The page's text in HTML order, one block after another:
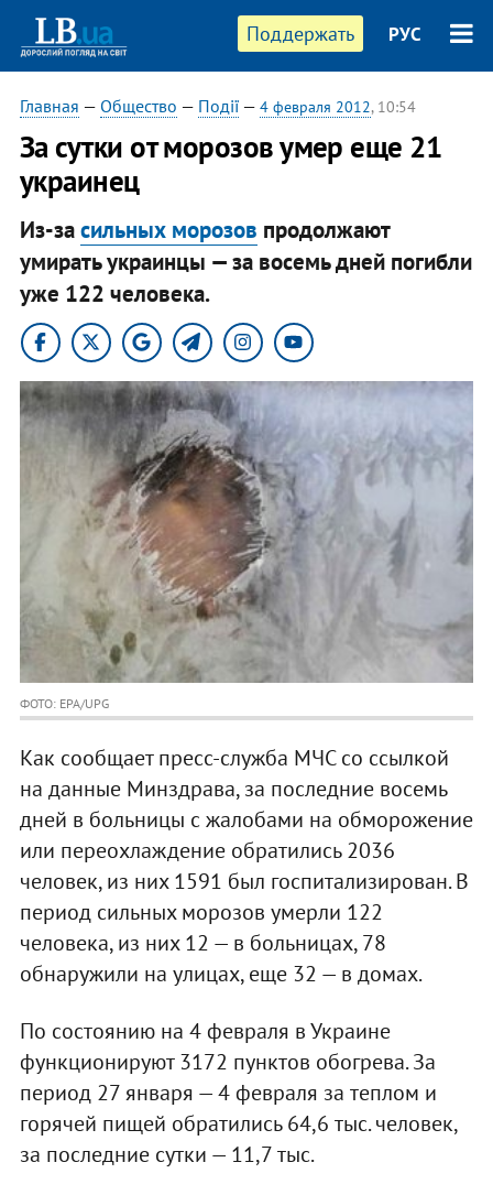
Поддержать РУС
Главная — Общество — Події— 4 февраля 2012, 10:54
За сутки от морозов умер еще 21
украинец
Из-засильных морозов продолжают
умирать украинцы — за восемь дней погибли
уже 122 человека.
ФОТО: EPA/UPG
Как сообщает пресс-служба МЧС со ссылкой
на данные Минздрава, за последние восемь
дней в больницы с жалобами на обморожение
или переохлаждение обратились 2036
человек, из них 1591 был госпитализирован. В
период сильных морозов умерли 122
человека, из них 12 — в больницах, 78
обнаружили на улицах, еще 32 — в домах.
По состоянию на 4 февраля в Украине
функционируют 3172 пунктов обогрева. За
период 27 января — 4 февраля за теплом и
горячей пищей обратились 64,6 тыс. человек,
за последние сутки — 11,7 тыс.